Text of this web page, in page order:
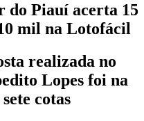
do Piauí acerta 15
mil na Lotofácil
realizada no
Lopes foi na
cotas